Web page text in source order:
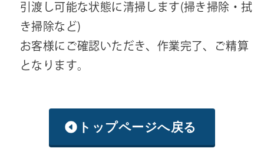
引渡し可能な状態に清掃します(掃き掃除・拭
き掃除など)
お客様にご確認いただき、作業完了、ご精算
となります。
トップページへ戻る